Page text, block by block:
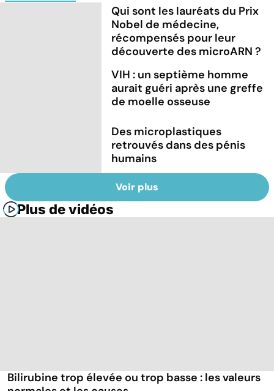
Qui sont les lauréats du Prix
Nobel de médecine,
récompensés pour leur
découverte des microARN ?
VIH : un septième homme
aurait guéri après une greffe
de moelle osseuse
Des microplastiques
retrouvés dans des pénis
humains
Voir plus
Plus de vidéos
Bilirubine trop élevée ou trop basse : les valeurs